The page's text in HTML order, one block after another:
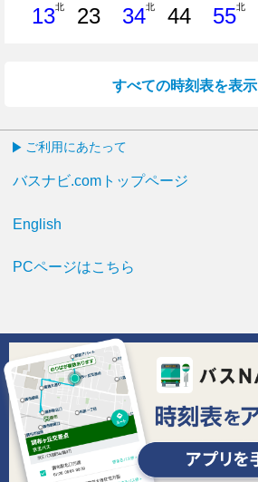
13北
23
34北
44
55北
すべての時刻表を表示
ご利用にあたって
バスナビ.comトップページ
English
PCページはこちら